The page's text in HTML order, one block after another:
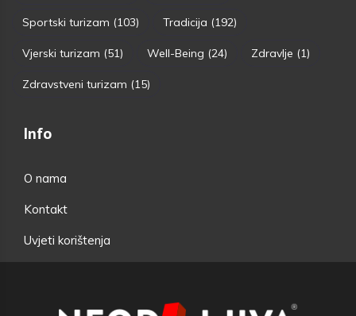
Sportski turizam (103) Tradicija (192)
Vjerski turizam (51) Well-Being (24) Zdravlje (1)
Zdravstveni turizam (15)
Info
O nama
Kontakt
Uvjeti korištenja